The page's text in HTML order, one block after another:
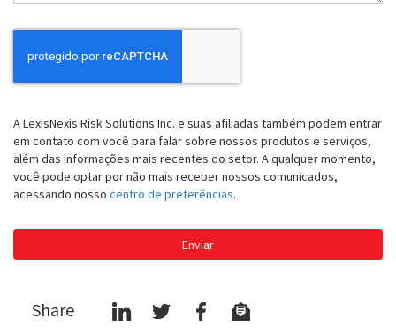
A LexisNexis Risk Solutions Inc. e suas afiliadas também podem entrar
em contato com você para falar sobre nossos produtos e serviços,
além das informações mais recentes do setor. A qualquer momento,
você pode optar por não mais receber nossos comunicados,
acessando nosso centro de preferências.
Enviar
Share